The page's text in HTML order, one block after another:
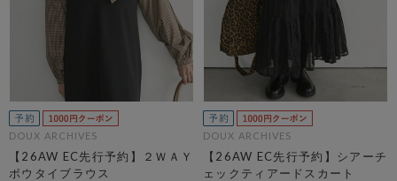
DOUX ARCHIVES
【26AW EC先行予約】２ＷＡＹ
ボウタイブラウス
DOUX ARCHIVES
【26AW EC先行予約】シアーチ
ェックティアードスカート